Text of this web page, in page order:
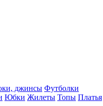
джинсы Футболки
Юбки Жилеты Топы Платья